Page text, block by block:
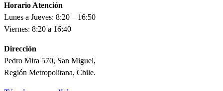
Horario Atención
Lunes a Jueves: 8:20 – 16:50
Viernes: 8:20 a 16:40
Dirección
Pedro Mira 570, San Miguel,
Región Metropolitana, Chile.